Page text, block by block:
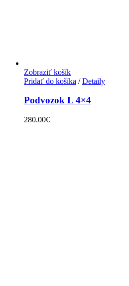
Zobraziť košík
Pridať do košíka / Detaily
Podvozok L 4×4
280.00€